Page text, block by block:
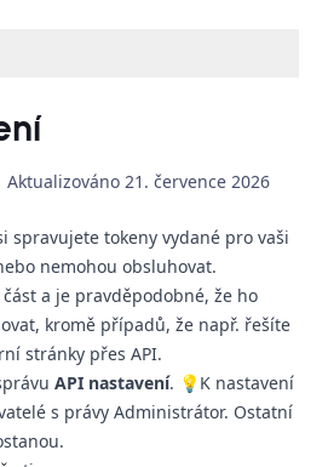
Aktualizováno 21. července 2026
spravujete tokeny vydané pro vaši
nemohou obsluhovat.
a je pravděpodobné, že ho
kromě případů, že např. řešíte
stránky přes API.
API nastavení. 💡K nastavení
s právy Administrátor. Ostatní